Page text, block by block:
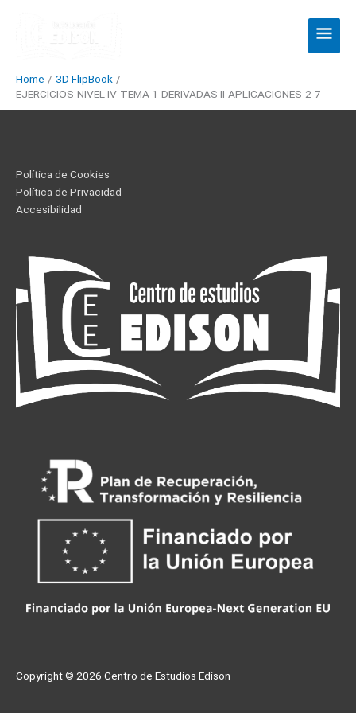
Main
Menu
Home
3D FlipBook
EJERCICIOS-NIVEL IV-TEMA 1-DERIVADAS II-APLICACIONES-2-7
Política de Cookies
Política de Privacidad
Accesibilidad
Copyright © 2026 Centro de Estudios Edison